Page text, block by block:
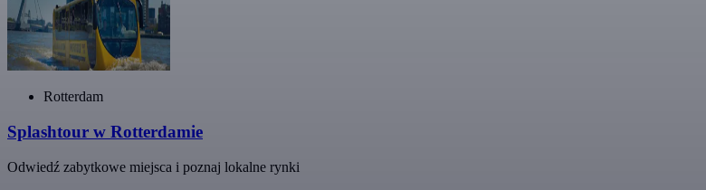
Rotterdam
Splashtour w Rotterdamie
Odwiedź zabytkowe miejsca i poznaj lokalne rynki